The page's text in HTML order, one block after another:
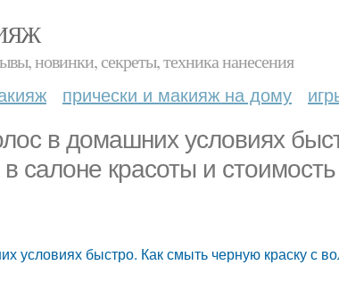
новинки, секреты, техника нанесения
прически и макияж на дому
в домашних условиях
салоне красоты и стоимость
условиях быстро. Как смыть черную краску с